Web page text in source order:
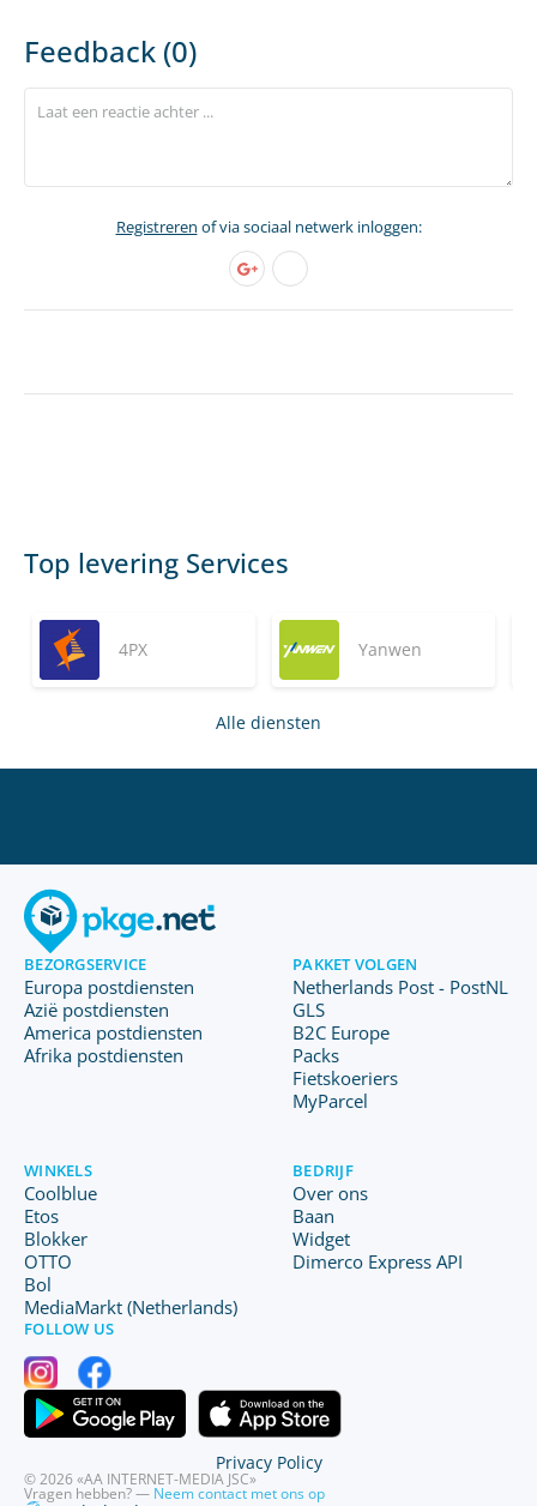
Feedback (0)
Registreren of via sociaal netwerk inloggen:
Top levering Services
4PX Yanwen
Alle diensten
BEZORGSERVICE
Europa postdiensten
Azië postdiensten
America postdiensten
Afrika postdiensten
PAKKET VOLGEN
Netherlands Post - PostNL
GLS
B2C Europe
Packs
Fietskoeriers
MyParcel
WINKELS
Coolblue
Etos
Blokker
OTTO
Bol
MediaMarkt (Netherlands)
BEDRIJF
Over ons
Baan
Widget
Dimerco Express API
FOLLOW US
© 2026 «AA INTERNET-MEDIA JSC»
Vragen hebben? — Neem contact met ons op
Privacy Policy